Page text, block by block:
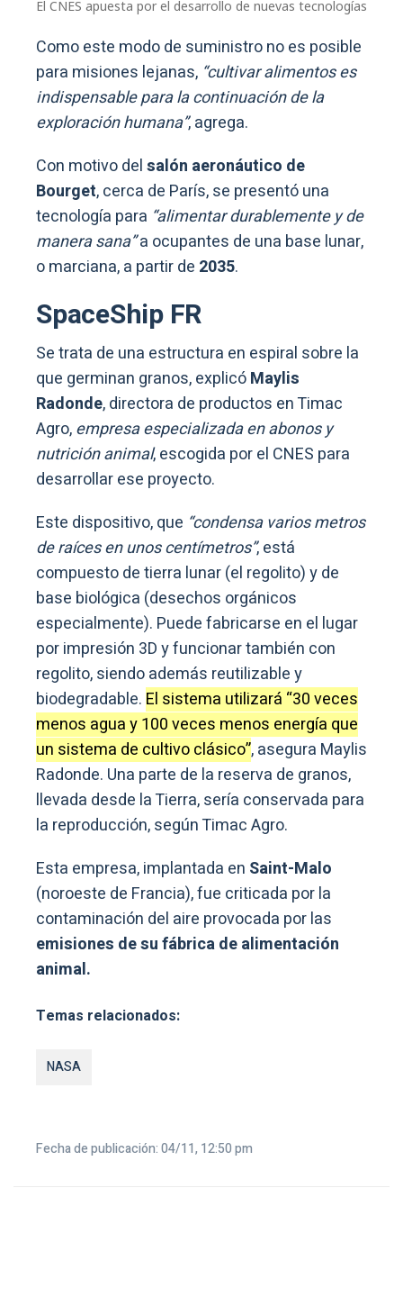
El CNES apuesta por el desarrollo de nuevas tecnologías
Como este modo de suministro no es posible
para misiones lejanas, “cultivar alimentos es
indispensable para la continuación de la
exploración humana”, agrega.
Con motivo delsalón aeronáutico de
Bourget, cerca de París, se presentó una
tecnología para “alimentar durablemente y de
manera sana”a ocupantes de una base lunar,
o marciana, a partir de 2035.
SpaceShip FR
Se trata de una estructura en espiral sobre la
que germinan granos, explicóMaylis
Radonde, directora de productos en Timac
Agro,empresa especializada en abonos y
nutrición animal, escogida por el CNES para
desarrollar ese proyecto.
Este dispositivo, que “condensa varios metros
de raíces en unos centímetros”, está
compuesto de tierra lunar (el regolito) y de
base biológica (desechos orgánicos
especialmente). Puede fabricarse en el lugar
por impresión 3D y funcionar también con
regolito, siendo además reutilizable y
biodegradable. El sistema utilizará “30 veces
menos agua y 100 veces menos energía que
un sistema de cultivo clásico”, asegura Maylis
Radonde. Una parte de la reserva de granos,
llevada desde la Tierra, sería conservada para
la reproducción, según Timac Agro.
Esta empresa, implantada en Saint-Malo
(noroeste de Francia), fue criticada por la
contaminación del aire provocada por las
emisiones de su fábrica de alimentación
animal.
Temas relacionados:
NASA
Fecha de publicación: 04/11, 12:50 pm